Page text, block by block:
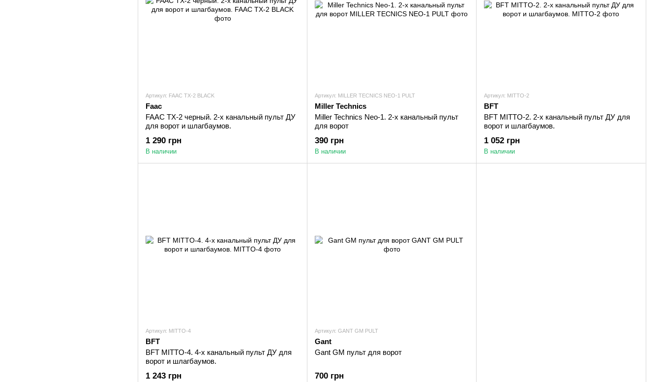
Артикул: FAAC TX-2 BLACK
Faac
FAAC TX-2 черный. 2-х канальный пульт ДУ
для ворот и шлагбаумов.
1 290 грн
В наличии
Артикул: MILLER TECNICS NEO-1 PULT
Miller Technics
Miller Technics Neo-1. 2-х канальный пульт
для ворот
390 грн
В наличии
Артикул: MITTO-2
BFT
BFT MITTO-2. 2-х канальный пульт ДУ для
ворот и шлагбаумов.
1 052 грн
В наличии
Артикул: MITTO-4
BFT
BFT MITTO-4. 4-х канальный пульт ДУ для
ворот и шлагбаумов.
1 243 грн
Артикул: GANT GM PULT
Gant
Gant GM пульт для ворот
700 грн